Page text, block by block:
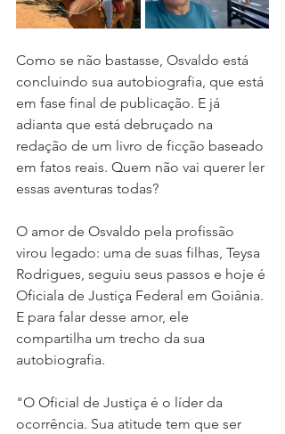
Como se não bastasse, Osvaldo está
concluindo sua autobiografia, que está
em fase final de publicação. E já
adianta que está debruçado na
redação de um livro de ficção baseado
em fatos reais. Quem não vai querer ler
essas aventuras todas?
O amor de Osvaldo pela profissão
virou legado: uma de suas filhas, Teysa
Rodrigues, seguiu seus passos e hoje é
Oficiala de Justiça Federal em Goiânia.
E para falar desse amor, ele
compartilha um trecho da sua
autobiografia.
"O Oficial de Justiça é o líder da
ocorrência. Sua atitude tem que ser